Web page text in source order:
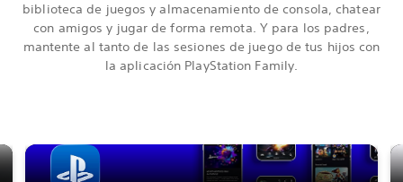
biblioteca de juegos y almacenamiento de consola, chatear
con amigos y jugar de forma remota. Y para los padres,
mantente al tanto de las sesiones de juego de tus hijos con
la aplicación PlayStation Family.